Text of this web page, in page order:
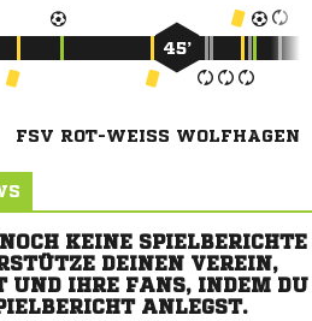
45’
FSV ROT-WEISS WOLFHAGEN
KEINE SPIELBERICHTE
DEINEN VEREIN,
UND IHRE FANS, INDEM DU
ANLEGST.